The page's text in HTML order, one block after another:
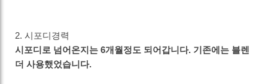
2. 시포디경력
시포디로 넘어온지는 6개월정도 되어갑니다. 기존에는 블렌
더 사용했었습니다.